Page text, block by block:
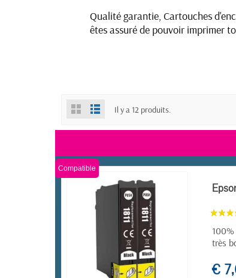
Qualité garantie, Cartouches
êtes assuré de pouvoir imprimer
Il y a 12 produits.
Compatible
très
€